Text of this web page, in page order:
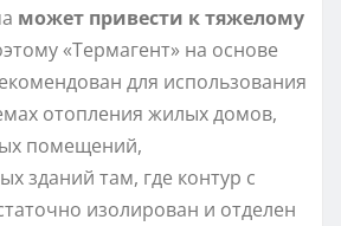
может привести к тяжелому
«Термагент» на основе
для использования
отопления жилых домов,
помещений,
зданий там, где контур с
изолирован и отделен